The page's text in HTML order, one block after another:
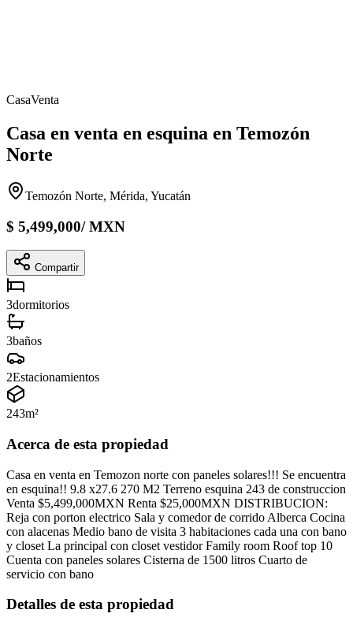
CasaVenta
Casa en venta en esquina en Temozón
Norte
Temozón Norte, Mérida, Yucatán
$ 5,499,000/MXN
Compartir
3dormitorios
3baños
2Estacionamientos
243m²
Acerca de esta propiedad
Casa en venta en Temozon norte con paneles solares!!! Se encuentra
en esquina!! 9.8 x27.6 270 M2 Terreno esquina 243 de construccion
Venta $5,499,000MXN Renta $25,000MXN DISTRIBUCION:
Reja con porton electrico Sala y comedor de corrido Alberca Cocina
con alacenas Medio bano de visita 3 habitaciones cada una con bano
y closet La principal con closet vestidor Family room Roof top 10
Cuenta con paneles solares Cisterna de 1500 litros Cuarto de
servicio con bano
Detalles de esta propiedad